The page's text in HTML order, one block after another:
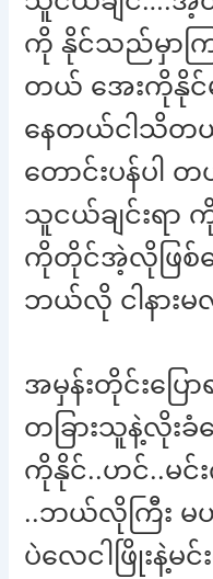
ကို နိုင်သည်မှာက
တယ် အေးကိုနိုင်
နေတယ်ငါသိတ
တောင်းပန်ပါ
သူငယ်ချင်းရာ ကို
ကိုတိုင်အဲ့လိုဖြစ်
ဘယ်လို ငါနား
အမှန်းတိုင်းပြေ
တခြားသူနဲ့လိုး
ကိုနိုင်..ဟင်..မ
..ဘယ်လိုကြီး မ
ပဲလေငါဖြိုးနဲ့မ